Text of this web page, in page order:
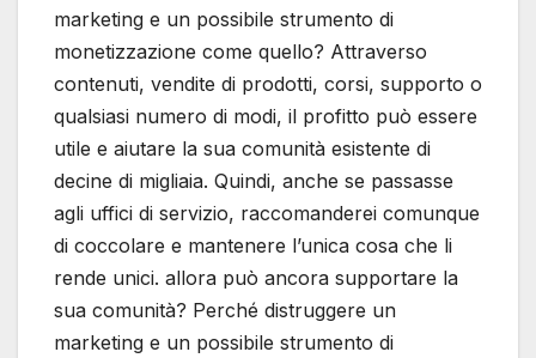
marketing e un possibile strumento di
monetizzazione come quello? Attraverso
contenuti, vendite di prodotti, corsi, supporto o
qualsiasi numero di modi, il profitto può essere
utile e aiutare la sua comunità esistente di
decine di migliaia. Quindi, anche se passasse
agli uffici di servizio, raccomanderei comunque
di coccolare e mantenere l’unica cosa che li
rende unici. allora può ancora supportare la
sua comunità? Perché distruggere un
marketing e un possibile strumento di